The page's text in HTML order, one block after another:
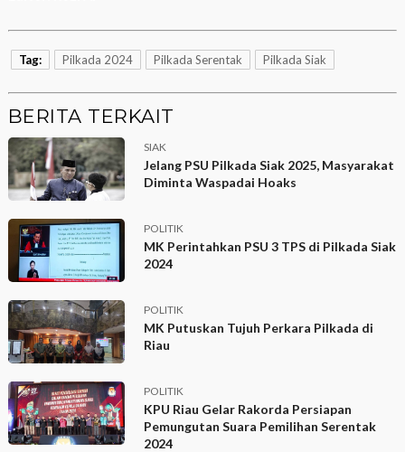
Tag: Pilkada 2024 Pilkada Serentak Pilkada Siak
BERITA TERKAIT
SIAK
Jelang PSU Pilkada Siak 2025, Masyarakat
Diminta Waspadai Hoaks
POLITIK
MK Perintahkan PSU 3 TPS di Pilkada Siak
2024
POLITIK
MK Putuskan Tujuh Perkara Pilkada di
Riau
POLITIK
KPU Riau Gelar Rakorda Persiapan
Pemungutan Suara Pemilihan Serentak
2024